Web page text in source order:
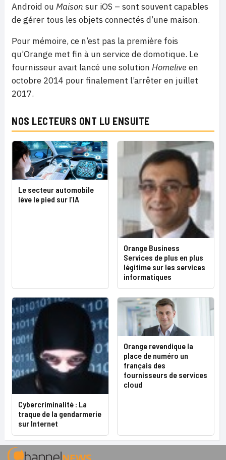
Android ou Maison sur iOS – sont souvent capables
de gérer tous les objets connectés d’une maison.
Pour mémoire, ce n’est pas la première fois
qu’Orange met fin à un service de domotique. Le
fournisseur avait lancé une solution Homeliveen
octobre 2014 pour finalement l’arrêter en juillet
2017.
NOS LECTEURS ONT LU ENSUITE
Le secteur automobile
lève le pied sur l’IA
Orange Business
Services de plus en plus
légitime sur les services
informatiques
Cybercriminalité : La
traque de la gendarmerie
sur Internet
Orange revendique la
place de numéro un
français des
fournisseurs de services
cloud